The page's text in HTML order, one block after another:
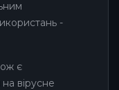
-
є
вірусне